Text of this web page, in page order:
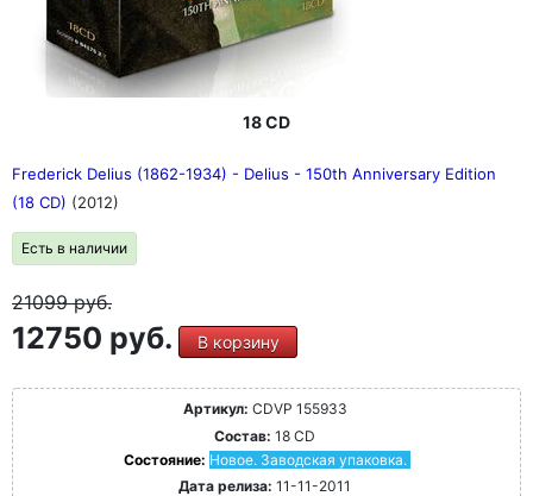
FonoForum 12/87: "Тонкая, современная,
идиосинкразическая запись с английским
благородством и умной общей драматургией" (BWV
248)
18 CD
Frederick Delius (1862-1934) - Delius - 150th Anniversary Edition
(18 CD) (2012)
Есть в наличии
21099руб.
12750 руб. В корзину
Артикул: CDVP 155933
Состав: 18 CD
Состояние: Новое. Заводская упаковка.
Дата релиза: 11-11-2011